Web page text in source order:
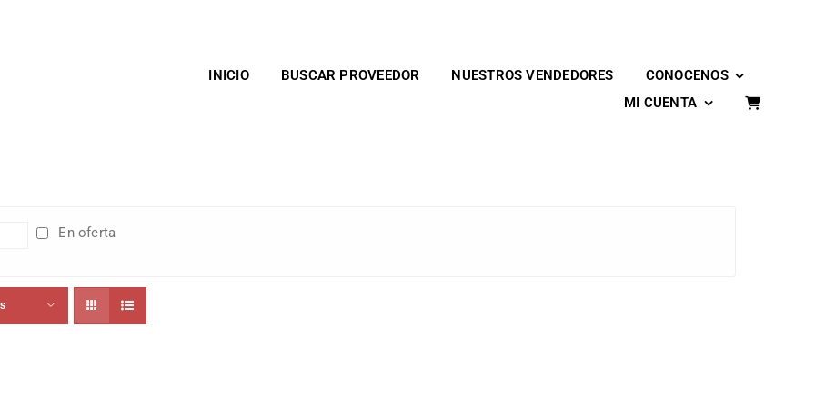
INICIO
BUSCAR PROVEEDOR NUESTROS VENDEDORES
CONOCENOS
MI CUENTA
En oferta